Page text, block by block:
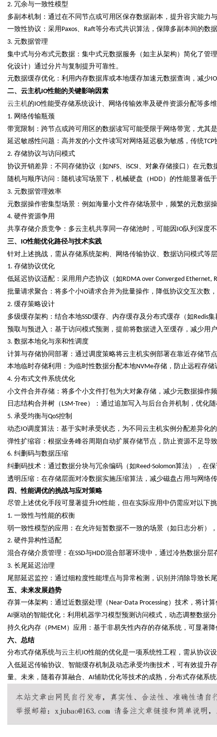
ar
2. 冗余与一致性模型
多副本机制：通过在不同节点或可用区保存数据副本，提升容灾能力
一致性协议：采用 Paxos、 Raft等分布式共识算法，保障多副本间的数
3. 元数据管理
集中式与分布式元数据：集中式元数据服务（如主从架构）简化了管
化设计）通过分片与复制提升可靠性。
元数据缓存优化：利用内存数据库或本地缓存加速元数据查询，减少IO
二、云主机IO性能的关键影响因素
云主机的IO性能受存储系统设计、网络传输效率及硬件资源分配等多
1. 网络传输瓶颈
带宽限制：跨节点或跨可用区的数据读写可能受限于网络带宽，尤其
延迟敏感性问题：高并发的小文件读写对网络延迟极为敏感，传统TCP
2. 存储协议与访问模式
协议开销差异：不同存储协议（如NFS、 iSCSI、对象存储接口）在元数
随机与顺序访问：随机读写场景下，机械硬盘（ HDD）的性能显著低
3. 元数据管理效率
元数据操作密集型场景：例如海量小文件存储场景中，频繁的元数据
4. 硬件资源争用
共享存储介质竞争：多云主机共享同一存储池时，可能因 IO队列深度
三、 IO性能优化路径与技术实践
针对上述挑战，需从存储系统架构、网络传输协议、数据访问模式等
1. 存储协议优化
低延迟协议适配：采用用户态协议（如RDMA over Converged Ethernet,
批量请求聚合：将多个小IO请求合并为批量操作，降低协议交互次数
2. 缓存策略设计
多级缓存架构：结合本地SSD缓存、内存缓存及分布式缓存（如Redis集
预取与预进入：基于访问模式预测，提前将数据进入至缓存，减少用
3. 数据本地化与亲和性调度
计算与存储协同部署：通过调度策略将云主机实例部署在靠近存储节
本地临时存储利用：为临时性数据分配本地NVMe存储， 防止远程存储
4. 分布式文件系统优化
小文件合并存储：将多个小文件打包为大对象存储，减少元数据操作
日志结构合并树（ LSM-Tree）：通过追加写入与后台合并机制，优化
5. 承受均衡与QoS控制
动态IO调度算法：基于实时承受状态，为不同云主机实例分配差异化的
弹性扩缩容：根据业务峰谷周期自动扩展存储节点， 防止资源不足导
6. 纠删码与数据压缩
纠删码技术：通过数据分块与冗余编码（如Reed-Solomon算法），在
透明压缩：在存储层面对冷数据实施压缩算法，减少磁盘占用与网络
四、性能调优的挑战与应对策略
尽管上述优化手段可显著提升IO性能，但在实际应用中仍需应对以下
1. 一致性与性能的权衡
弱一致性模型的应用：在允许短暂数据不一致的场景（如日志分析）
2. 硬件异构性适配
混合存储介质管理：在SSD与HDD混合部署环境中，通过冷热数据分
3. 长尾延迟治理
尾部延迟监控：通过细粒度性能埋点与异常检测，识别并消除导致长
五、未来发展趋势
存算一体架构：通过近数据处理（ Near-Data Processing）技术，将计
AI驱动的智能优化：利用机器学习模型预测访问模式，动态调整数据
持久化内存（ PMEM ）应用：基于非易失性内存的存储系统，可显著
六、总结
分布式存储系统与云主机IO性能的优化是一项系统性工程，需从协议
入低延迟传输协议、智能缓存机制及动态承受均衡技术，可有效提升
量。未来，随着存算融合、 AI辅助优化等技术的成熟，分布式存储系